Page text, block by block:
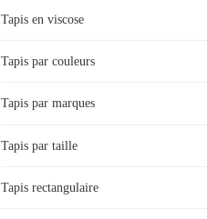
Tapis en viscose
Tapis par couleurs
Tapis par marques
Tapis par taille
Tapis rectangulaire